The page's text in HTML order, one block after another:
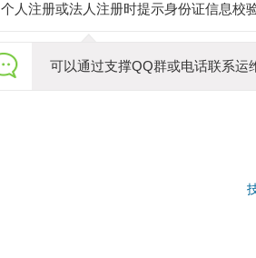
个人注册或法人注册时提示身份证信息校
可以通过支撑QQ群或电话联系运